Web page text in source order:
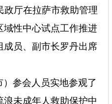
政厅在拉萨市救助管理
性中心试点工作推进
员、副市长罗丹出席
参会人员实地参观了
未成年人救助保护中